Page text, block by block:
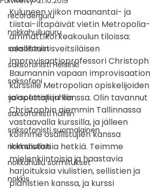
recorderguru
nokkahuiluguru
saksofonisti
saksofonisti Helsinki
saksofoni
saksofonisti juhliin
saksofonisti häihin
saksofonisti suomalainen
nokkahuilisti
nokkahuilu sormitukset
nokkis
Kuluneen viikon maanantai- ja
tiistai-iltapäivät vietin Metropolia-
ammattikorkeakoulun tiloissa:
osallistuin sveitsiläisen
improvisaatioprofessori Christoph
Baumannin vapaan improvisaation
kurssille Metropolian opiskelijoiden
ja opettajien kanssa. Olin tavannut
Christophin aiemmin Tallinnassa
vastaavalla kurssilla, ja jälleen
koimme osallistujien kanssa
ikimuistoisia hetkiä. Teimme
mielenkiintoisia ja haastavia
harjoituksia viulistien, sellistien ja
pianistien kanssa, ja kurssi